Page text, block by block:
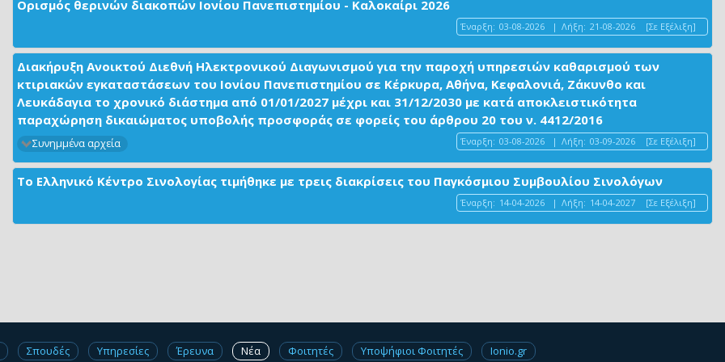
Ορισμός θερινών διακοπών Ιονίου Πανεπιστημίου - Καλοκαίρι 2026
Έναρξη: 03-08-2026 | Λήξη: 21-08-2026 [Σε Εξέλιξη]
Διακήρυξη Ανοικτού Διεθνή Ηλεκτρονικού Διαγωνισμού για την παροχή υπηρεσιών καθαρισμού των
κτιριακών εγκαταστάσεων του Ιονίου Πανεπιστημίου σε Κέρκυρα, Αθήνα, Κεφαλονιά, Ζάκυνθο και
Λευκάδαγια το χρονικό διάστημα από 01/01/2027 μέχρι και 31/12/2030 με κατά αποκλειστικότητα
παραχώρηση δικαιώματος υποβολής προσφοράς σε φορείς του άρθρου 20 του ν. 4412/2016
Έναρξη: 03-08-2026 | Λήξη: 03-09-2026 [Σε Εξέλιξη]
Συνημμένα αρχεία
Το Ελληνικό Κέντρο Σινολογίας τιμήθηκε με τρεις διακρίσεις του Παγκόσμιου Συμβουλίου Σινολόγων
Έναρξη: 14-04-2026 | Λήξη: 14-04-2027 [Σε Εξέλιξη]
Σπουδές Υπηρεσίες Έρευνα Νέα Φοιτητές Υποψήφιοι Φοιτητές Ionio.gr